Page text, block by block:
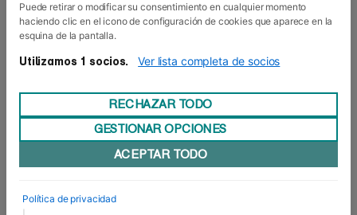
Foro Europeo y Mutua Universal firman
un acuerdo de colaboración
Mutua Universal, mutua colaboradora con la
Puede retirar o modificar su consentimiento en cualquier momento
haciendo clic en el icono de configuración de cookies que aparece en la
esquina de la pantalla.
Utilizamos 1 socios. Ver lista completa de socios
RECHAZAR TODO
GESTIONAR OPCIONES
ACEPTAR TODO
Política de privacidad